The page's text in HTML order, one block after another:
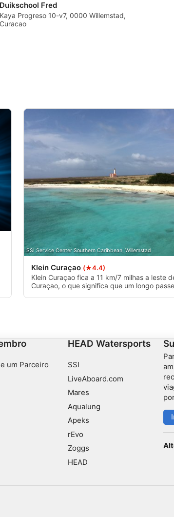
Duikschool Fred
Kaya Progreso 10-v7, 0000 Willemstad,
Curacao
SSI Service Center Southern Caribbean, Willemstad
Klein Curaçao (★4.4)
Klein Curaçao fica a 11 km/7 milhas a leste
Curaçao, o que significa que um longo
um Parceiro
HEAD Watersports
SSI
LiveAboard.com
Mares
Aqualung
Apeks
rEvo
Zoggs
HEAD
ativamente